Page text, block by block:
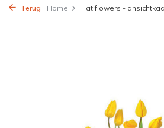
Terug Home Flat flowers -